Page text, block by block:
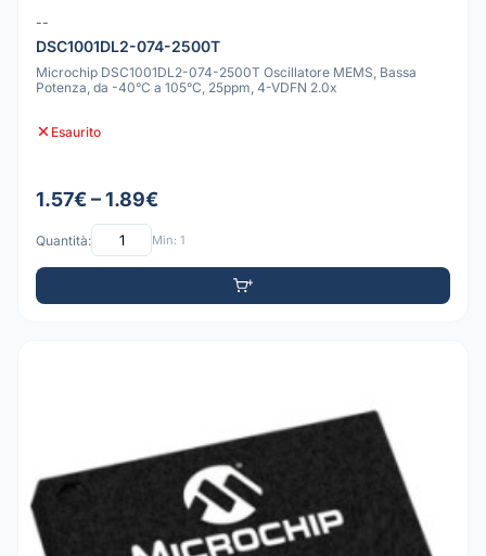
--
DSC1001DL2-074-2500T
Microchip DSC1001DL2-074-2500T Oscillatore MEMS, Bassa
Potenza, da -40°C a 105°C, 25ppm, 4-VDFN 2.0x
Esaurito
1.57€ – 1.89€
Quantità: Min: 1